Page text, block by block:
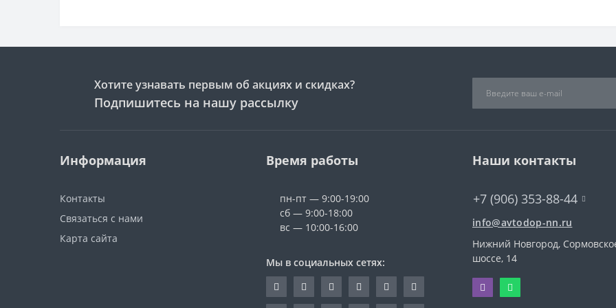
Хотите узнавать первым об акциях и скидках?
Подпишитесь на нашу рассылку
Информация
Контакты
Связаться с нами
Карта сайта
Время работы
пн-пт — 9:00-19:00
сб — 9:00-18:00
вс — 10:00-16:00
Мы в социальных сетях:
Наши контакты
+7 (906) 353-88-44
info@avtodop-nn.ru
Нижний Новгород,
шоссе, 14